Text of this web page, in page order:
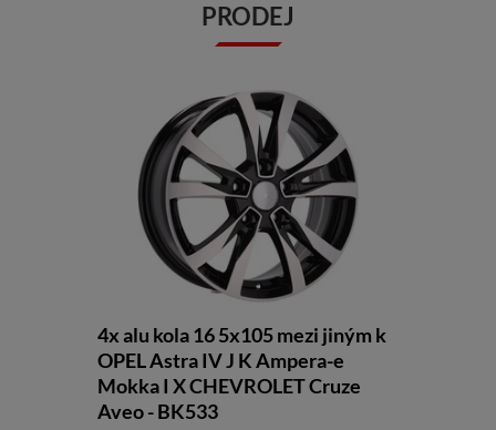
PRODEJ
4x alu kola 16 5x105 mezi jiným k
OPEL Astra IV J K Ampera-e
Mokka I X CHEVROLET Cruze
Aveo - BK533